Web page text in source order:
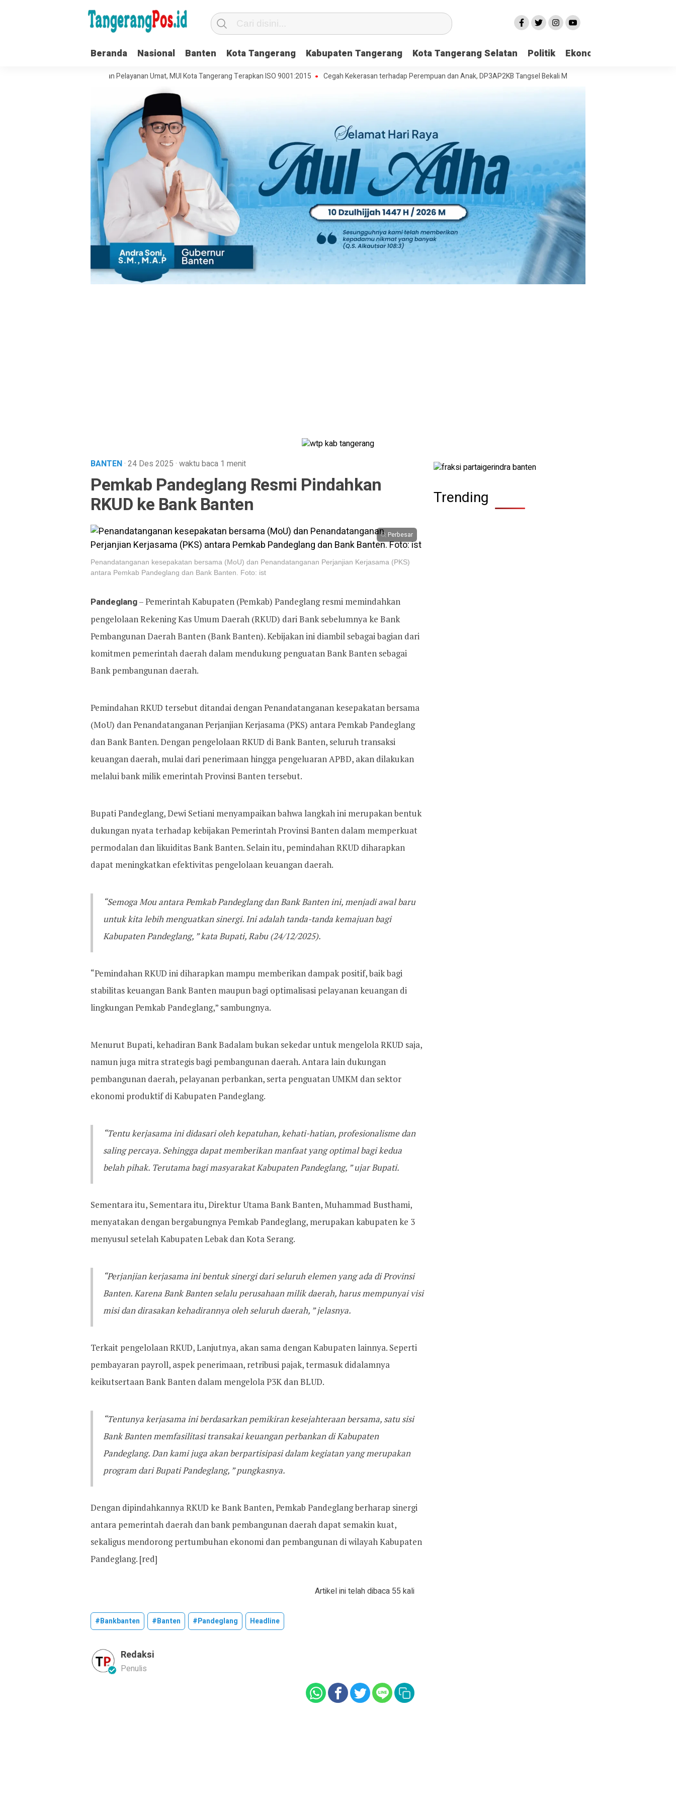
Beranda Nasional Banten Kota Tangerang Kabupaten Tangerang Kota Tangerang Selatan Politik Ekonomi
Tata Kelola Organisasi dan Pelayanan Umat, MUI Kota Tangerang Terapkan ISO 9001:2015 Cegah Kekerasan terhadap Perempuan dan Anak, DP3AP2KB Tangsel Bekali Masyarakat Manajemen Stres dan Dukungan
BANTEN· 24 Des 2025 · waktu baca 1 menit
Pemkab Pandeglang Resmi Pindahkan
RKUD ke Bank Banten
Perbesar
Penandatanganan kesepakatan bersama (MoU) dan Penandatanganan Perjanjian Kerjasama (PKS)
antara Pemkab Pandeglang dan Bank Banten. Foto: ist
Pandeglang– Pemerintah Kabupaten (Pemkab) Pandeglang resmi memindahkan
pengelolaan Rekening Kas Umum Daerah (RKUD) dari Bank sebelumnya ke Bank
Pembangunan Daerah Banten (Bank Banten). Kebijakan ini diambil sebagai bagian dari
komitmen pemerintah daerah dalam mendukung penguatan Bank Banten sebagai
Bank pembangunan daerah.
Pemindahan RKUD tersebut ditandai dengan Penandatanganan kesepakatan bersama
(MoU) dan Penandatanganan Perjanjian Kerjasama (PKS) antara Pemkab Pandeglang
dan Bank Banten. Dengan pengelolaan RKUD di Bank Banten, seluruh transaksi
keuangan daerah, mulai dari penerimaan hingga pengeluaran APBD, akan dilakukan
melalui bank milik emerintah Provinsi Banten tersebut.
Bupati Pandeglang, Dewi Setiani menyampaikan bahwa langkah ini merupakan bentuk
dukungan nyata terhadap kebijakan Pemerintah Provinsi Banten dalam memperkuat
permodalan dan likuiditas Bank Banten. Selain itu, pemindahan RKUD diharapkan
dapat meningkatkan efektivitas pengelolaan keuangan daerah.
“Semoga Mou antara Pemkab Pandeglang dan Bank Banten ini, menjadi awal baru
untuk kita lebih menguatkan sinergi. Ini adalah tanda-tanda kemajuan bagi
Kabupaten Pandeglang, ” kata Bupati, Rabu (24/12/2025).
“Pemindahan RKUD ini diharapkan mampu memberikan dampak positif, baik bagi
stabilitas keuangan Bank Banten maupun bagi optimalisasi pelayanan keuangan di
lingkungan Pemkab Pandeglang,” sambungnya.
Menurut Bupati, kehadiran Bank Badalam bukan sekedar untuk mengelola RKUD saja,
namun juga mitra strategis bagi pembangunan daerah. Antara lain dukungan
pembangunan daerah, pelayanan perbankan, serta penguatan UMKM dan sektor
ekonomi produktif di Kabupaten Pandeglang.
“Tentu kerjasama ini didasari oleh kepatuhan, kehati-hatian, profesionalisme dan
saling percaya. Sehingga dapat memberikan manfaat yang optimal bagi kedua
belah pihak. Terutama bagi masyarakat Kabupaten Pandeglang, ” ujar Bupati.
Sementara itu, Sementara itu, Direktur Utama Bank Banten, Muhammad Busthami,
menyatakan dengan bergabungnya Pemkab Pandeglang, merupakan kabupaten ke 3
menyusul setelah Kabupaten Lebak dan Kota Serang.
“Perjanjian kerjasama ini bentuk sinergi dari seluruh elemen yang ada di Provinsi
Banten. Karena Bank Banten selalu perusahaan milik daerah, harus mempunyai visi
misi dan dirasakan kehadirannya oleh seluruh daerah, ” jelasnya.
Terkait pengelolaan RKUD, Lanjutnya, akan sama dengan Kabupaten lainnya. Seperti
pembayaran payroll, aspek penerimaan, retribusi pajak, termasuk didalamnya
keikutsertaan Bank Banten dalam mengelola P3K dan BLUD.
“Tentunya kerjasama ini berdasarkan pemikiran kesejahteraan bersama, satu sisi
Bank Banten memfasilitasi transakai keuangan perbankan di Kabupaten
Pandeglang. Dan kami juga akan berpartisipasi dalam kegiatan yang merupakan
program dari Bupati Pandeglang, ” pungkasnya.
Dengan dipindahkannya RKUD ke Bank Banten, Pemkab Pandeglang berharap sinergi
antara pemerintah daerah dan bank pembangunan daerah dapat semakin kuat,
sekaligus mendorong pertumbuhan ekonomi dan pembangunan di wilayah Kabupaten
Pandeglang. [red]
Artikel ini telah dibaca 55 kali
#bankbanten #banten #pandeglang Headline
Redaksi
Penulis
Trending